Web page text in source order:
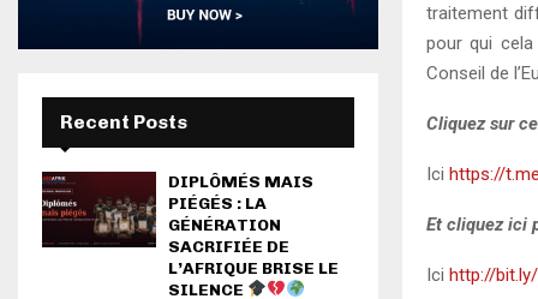
traitement
pour qui
Conseil de
Cliquez sur
Ici https://
Et cliquez ici
Ici http://
Recent Posts
DIPLÔMÉS MAIS
PIÉGÉS : LA
GÉNÉRATION
SACRIFIÉE DE
L’AFRIQUE BRISE LE
SILENCE